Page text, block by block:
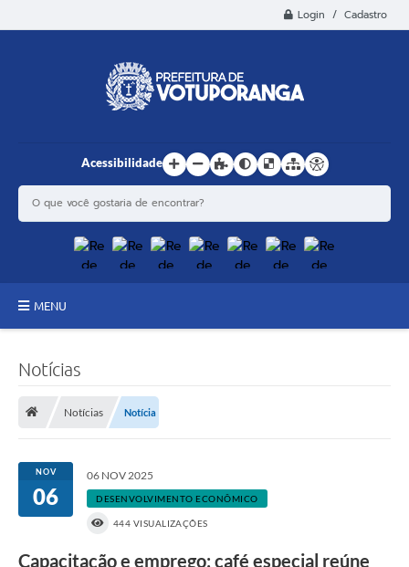
Login / Cadastro
Acessibilidade
MENU
A História
Notícias
Diário Oficial
Notícias
Notícias Notícia
NOV
06
06 NOV 2025
DESENVOLVIMENTO ECONÔMICO
444 VISUALIZAÇÕES
Capacitação e emprego: café especial reúne